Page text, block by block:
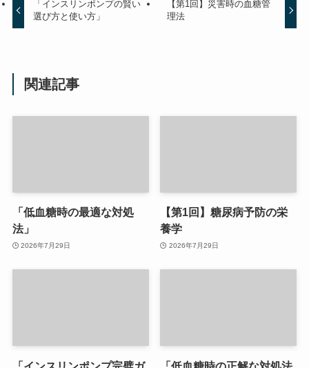
「インスリンポンプの賢い
選び方と使い方」
【第1回】災害時の血糖管
理法
関連記事
「低血糖時の最適な対処
法」
2026年7月29日
【第1回】糖尿病予防の栄
養学
2026年7月29日